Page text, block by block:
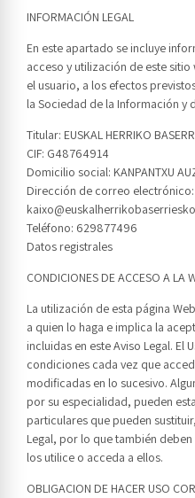
INFORMACIÓN LEGAL
En este apartado se incluye
acceso y utilización de este
el usuario, a los efectos
la Sociedad de la Información y
Titular: EUSKAL HERRIKO
CIF: G48764914
Domicilio social: KANPANTXU
Dirección de correo electrónico:
Teléfono: 629877496
Datos registrales
CONDICIONES DE ACCESO A LA
La utilización de esta página
a quien lo haga e implica la
incluidas en este Aviso Legal. El
condiciones cada vez que
modificadas en lo sucesivo.
por su especialidad, pueden
particulares que pueden
Legal, por lo que también
los utilice o acceda a ellos.
OBLIGACION DE HACER USO